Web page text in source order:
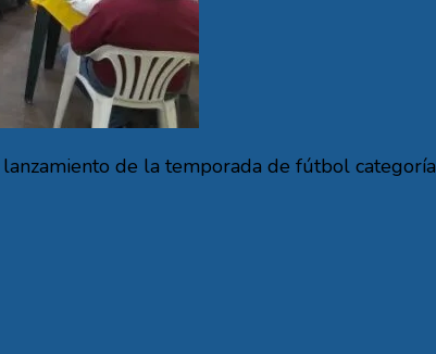
lanzamiento de la temporada de fútbol categoría